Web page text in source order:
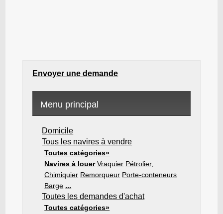
Envoyer une demande
Menu principal
Domicile
Tous les navires à vendre
Toutes catégories»
Navires à louer Vraquier Pétrolier,
Chimiquier Remorqueur Porte-conteneurs
Barge ...
Toutes les demandes d'achat
Toutes catégories»